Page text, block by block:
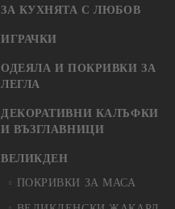
ЗА КУХНЯТА С ЛЮБОВ
ИГРАЧКИ
ОДЕЯЛА И ПОКРИВКИ ЗА
ЛЕГЛА
ДЕКОРАТИВНИ КАЛЪФКИ
И ВЪЗГЛАВНИЦИ
ВЕЛИКДЕН
ПОКРИВКИ ЗА МАСА